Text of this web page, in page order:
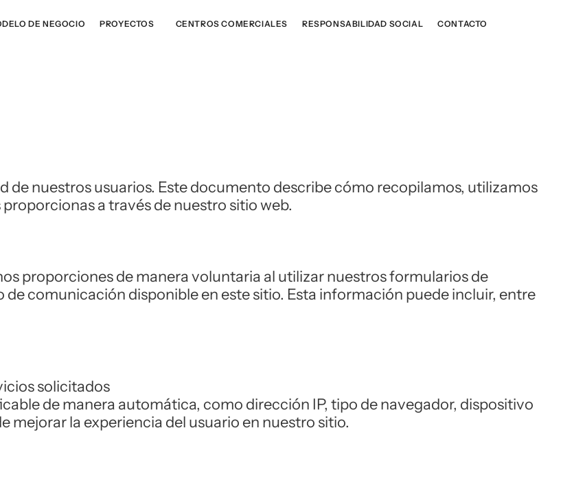
DE NEGOCIO PROYECTOS CENTROS COMERCIALES RESPONSABILIDAD SOCIAL CONTACTO
de nuestros usuarios. Este documento describe cómo recopilamos, utilizamos
a través de nuestro sitio web.
proporciones de manera voluntaria al utilizar nuestros formularios de
comunicación disponible en este sitio. Esta información puede incluir, entre
solicitados
de manera automática, como dirección IP, tipo de navegador, dispositivo
mejorar la experiencia del usuario en nuestro sitio.